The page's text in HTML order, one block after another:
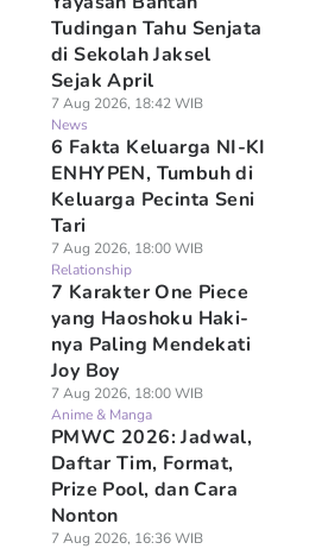
Tudingan Tahu Senjata
di Sekolah Jaksel
Sejak April
7 Aug 2026, 18:42 WIB
News
6 Fakta Keluarga NI-KI
ENHYPEN, Tumbuh di
Keluarga Pecinta Seni
Tari
7 Aug 2026, 18:00 WIB
Relationship
7 Karakter One Piece
yang Haoshoku Haki-
nya Paling Mendekati
Joy Boy
7 Aug 2026, 18:00 WIB
Anime & Manga
PMWC 2026: Jadwal,
Daftar Tim, Format,
Prize Pool, dan Cara
Nonton
7 Aug 2026, 16:36 WIB